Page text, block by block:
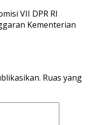
VII DPR RI
Kementerian
Ruas yang